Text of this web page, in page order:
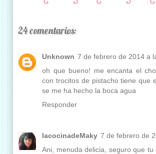
24 comentarios:
Unknown 7 de febrero de 2014 a
oh que bueno! me encanta el
con trocitos de pistacho tiene que
se me ha hecho la boca agua
Responder
lacocinadeMaky 7 de febrero de
Ani, menuda delicia, seguro que tu